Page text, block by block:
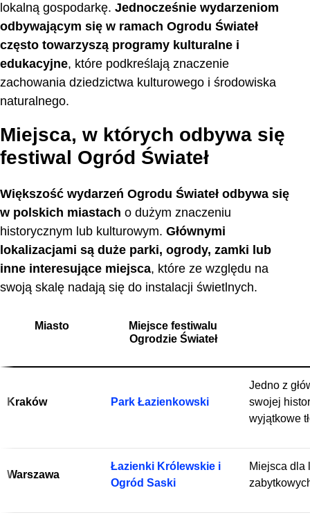
lokalną gospodarkę. Jednocześnie wydarzeniom
odbywającym się w ramach Ogrodu Świateł
często towarzyszą programy kulturalne i
edukacyjne, które podkreślają znaczenie
zachowania dziedzictwa kulturowego i środowiska
naturalnego.
Miejsca, w których odbywa się
festiwal Ogród Świateł
Większość wydarzeń Ogrodu Świateł odbywa się
w polskich miastach o dużym znaczeniu
historycznym lub kulturowym. Głównymi
lokalizacjami są duże parki, ogrody, zamki lub
inne interesujące miejsca, które ze względu na
swoją skalę nadają się do instalacji świetlnych.
Miasto
Miejsce festiwalu
Ogrodzie Świateł
Kraków Park Łazienkowski
Jedno z
swojej
wyjątkowe
Warszawa
Łazienki Królewskie i
Ogród Saski
Miejsca dla